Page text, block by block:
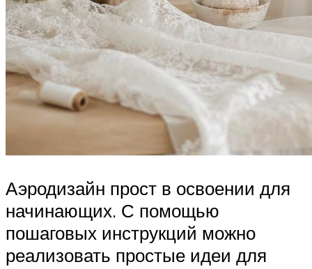
Аэродизайн прост в освоении для
начинающих. С помощью
пошаговых инструкций можно
реализовать простые идеи для